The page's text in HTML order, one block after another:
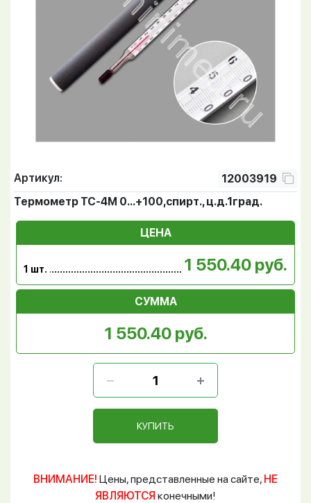
Артикул:
12003919
Термометр ТС-4М 0...+100,спирт., ц.д.1град.
ЦЕНА
1 шт. 1 550.40 руб.
СУММА
1 550.40 руб.
КУПИТЬ
ВНИМАНИЕ! Цены, представленные на сайте, НЕ
ЯВЛЯЮТСЯ конечными!